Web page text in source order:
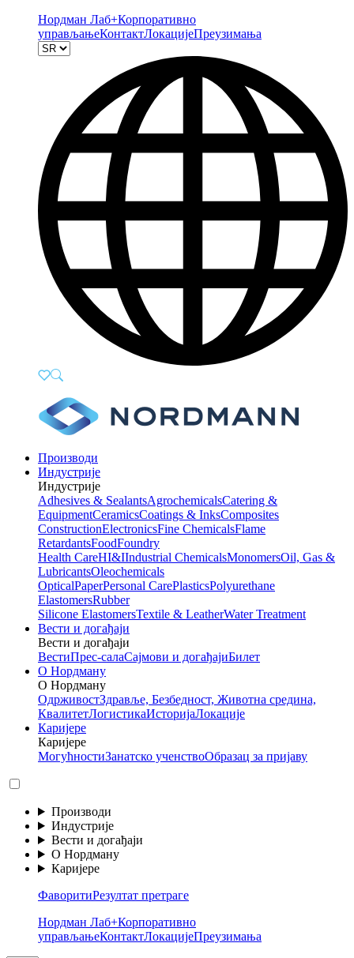
Нордман Лаб+Корпоративно
управљањеКонтактЛокацијеПреузимања
Производи
Индустрије
Индустрије
Adhesives & SealantsAgrochemicalsCatering &
EquipmentCeramicsCoatings & InksComposites
ConstructionElectronicsFine ChemicalsFlame
RetardantsFoodFoundry
Health CareHI&IIndustrial ChemicalsMonomersOil, Gas &
LubricantsOleochemicals
OpticalPaperPersonal CarePlasticsPolyurethane
ElastomersRubber
Silicone ElastomersTextile & LeatherWater Treatment
Вести и догађаји
Вести и догађаји
ВестиПрес-салаСајмови и догађајиБилет
О Нордману
О Нордману
ОдрживостЗдравље, Безбедност, Животна средина,
КвалитетЛогистикаИсторијаЛокације
Каријере
Каријере
МогућностиЗанатско ученствоОбразац за пријаву
Производи
Индустрије
Вести и догађаји
О Нордману
Каријере
ФаворитиРезултат претраге
Нордман Лаб+Корпоративно
управљањеКонтактЛокацијеПреузимања